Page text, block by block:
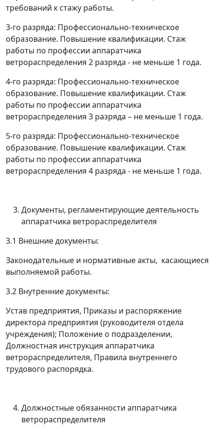
требований к стажу работы.
3-го разряда: Профессионально-техническое
образование. Повышение квалификации. Стаж
работы по профессии аппаратчика
ветрораспределения 2 разряда - не меньше 1 года.
4-го разряда: Профессионально-техническое
образование. Повышение квалификации. Стаж
работы по профессии аппаратчика
ветрораспределения 3 разряда – не меньше 1 года.
5-го разряда: Профессионально-техническое
образование. Повышение квалификации. Стаж
работы по профессии аппаратчика
ветрораспределения 4 разряда - не меньше 1 года.
Документы, регламентирующие деятельность
аппаратчика ветрораспределителя
3.1 Внешние документы:
Законодательные и нормативные акты, касающиеся
выполняемой работы.
3.2 Внутренние документы:
Устав предприятия, Приказы и распоряжение
директора предприятия (руководителя отдела
учреждения); Положение о подразделении,
Должностная инструкция аппаратчика
ветрораспределителя, Правила внутреннего
трудового распорядка.
Должностные обязанности аппаратчика
ветрораспределителя